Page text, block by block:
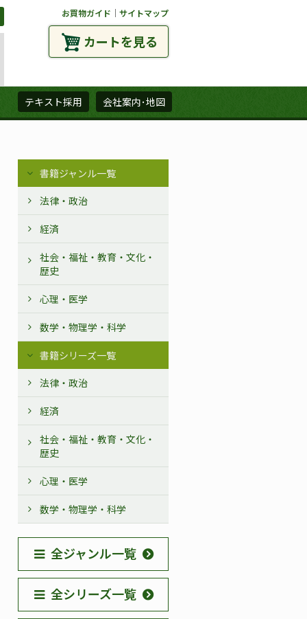
お買物ガイド ｜ サイトマップ
カートを見る
テキスト採用 会社案内･地図
書籍ジャンル一覧
法律・政治
経済
社会・福祉・教育・文化・
歴史
心理・医学
数学・物理学・科学
書籍シリーズ一覧
法律・政治
経済
社会・福祉・教育・文化・
歴史
心理・医学
数学・物理学・科学
全ジャンル一覧
全シリーズ一覧